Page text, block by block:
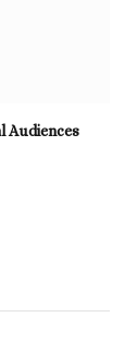
Audiences